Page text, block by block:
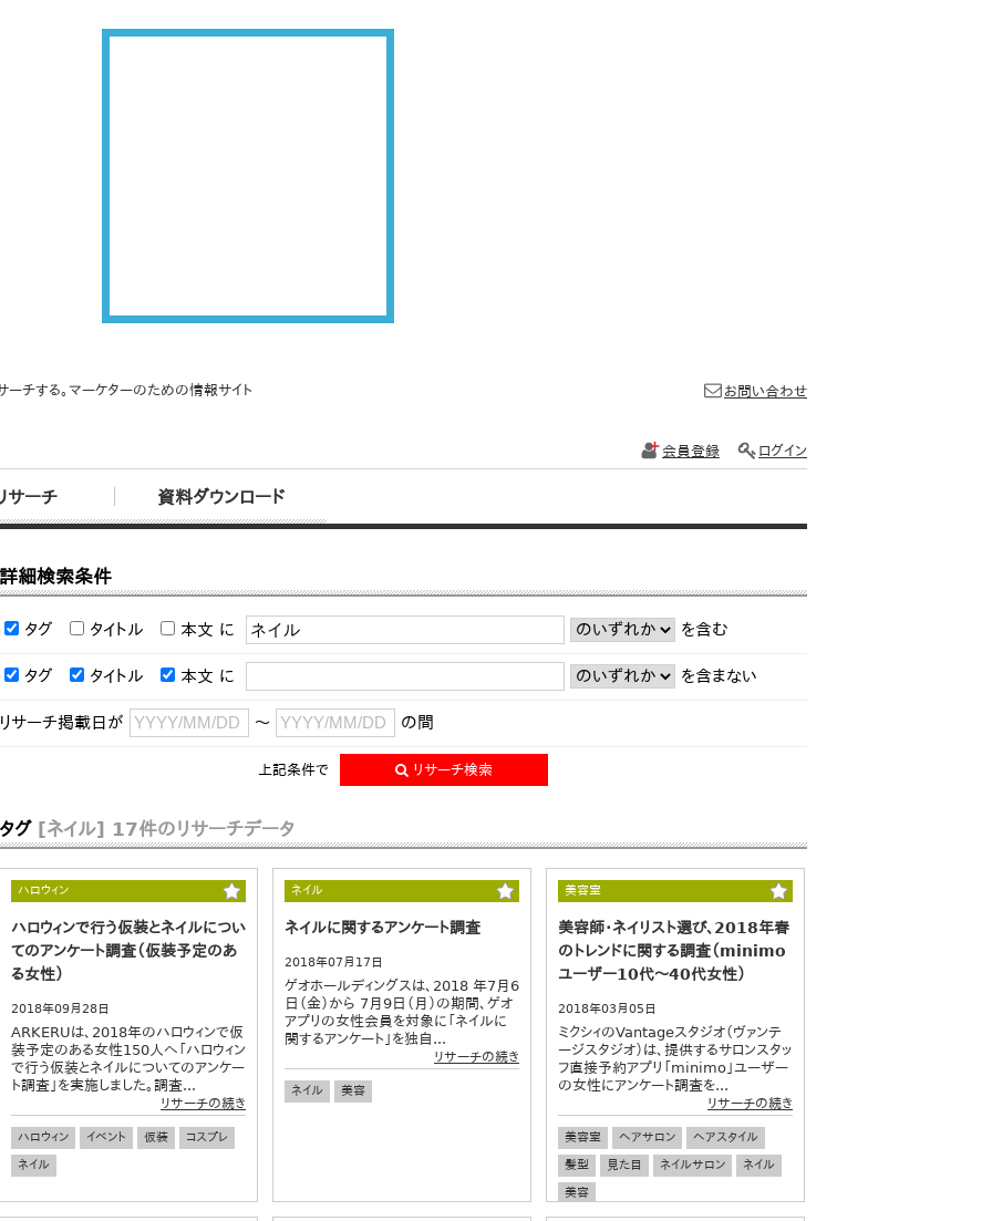
ーチする。マーケターのための情報サイト
サーチ 資料ダウンロード
お問い合わせ
会員登録 ログイン
詳細検索条件
タグ タイトル 本文 に を含む
タグ タイトル 本文 に を含まない
リサーチ掲載日が ～ の間
上記条件で リサーチ検索
タグ [ネイル] 17件のリサーチデータ
ハロウィン
ハロウィンで行う仮装とネイルについ
てのアンケート調査（仮装予定のあ
る女性）
2018年09月28日
ARKERUは、2018年のハロウィンで仮
装予定のある女性150人へ「ハロウィン
で行う仮装とネイルについてのアンケー
ト調査」を実施しました。調査...
リサーチの続き
ハロウィン イベント 仮装
コスプレ
ネイル
ネイル
ネイルに関するアンケート調査
2018年07月17日
ゲオホールディングスは、2018 年7月6
日（金）から 7月9日（月）の期間、ゲオ
アプリの女性会員を対象に「ネイルに
関するアンケート」を独自...
リサーチの続き
ネイル 美容
美容室
美容師・ネイリスト選び、2018年春
のトレンドに関する調査（minimo
ユーザー10代～40代女性）
2018年03月05日
ミクシィのVantageスタジオ（ヴァンテ
ージスタジオ）は、提供するサロンスタッ
フ直接予約アプリ「minimo」ユーザー
の女性にアンケート調査を...
リサーチの続き
美容室 ヘアサロン
ヘアスタイル
髪型
見た目 ネイルサロン
ネイル
美容